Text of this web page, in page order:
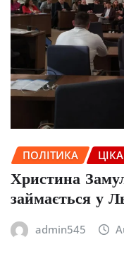
ПОЛІТИКА
Христина
займається у
admin545